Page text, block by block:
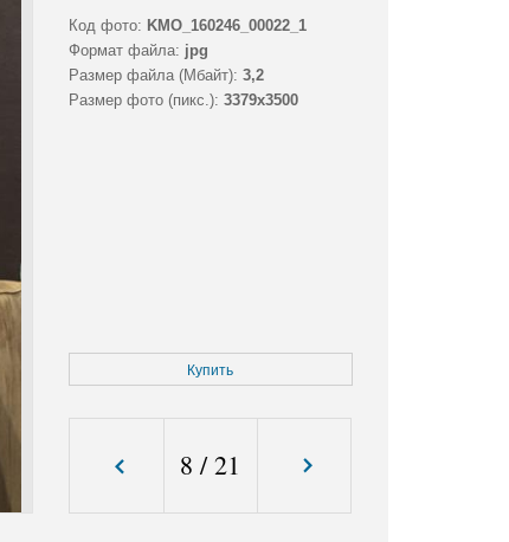
Код фото: KMO_160246_00022_1
Формат файла: jpg
Размер файла (Мбайт): 3,2
Размер фото (пикс.): 3379x3500
Купить
8 /21